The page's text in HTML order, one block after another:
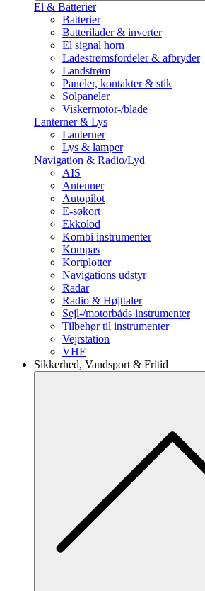
El & Batterier
Batterier
Batterilader & inverter
El signal horn
Ladestrømsfordeler & afbryder
Landstrøm
Paneler, kontakter & stik
Solpaneler
Viskermotor-/blade
Lanterner & Lys
Lanterner
Lys & lamper
Navigation & Radio/Lyd
AIS
Antenner
Autopilot
E-søkort
Ekkolod
Kombi instrumenter
Kompas
Kortplotter
Navigations udstyr
Radar
Radio & Højttaler
Sejl-/motorbåds instrumenter
Tilbehør til instrumenter
Vejrstation
VHF
Sikkerhed, Vandsport & Fritid